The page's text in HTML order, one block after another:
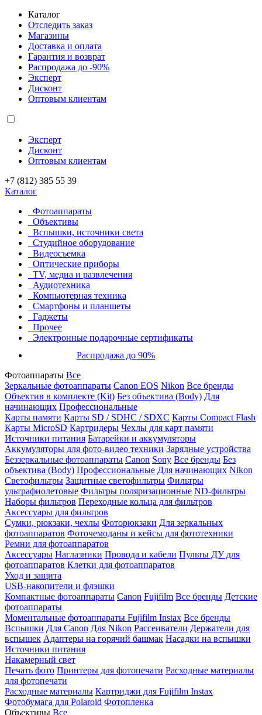
Каталог
Отследить заказ
Магазины
Доставка и оплата
Гарантия и возврат
Распродажа до -90%
Эксперт
Дисконт
Оптовым клиентам
Эксперт
Дисконт
Оптовым клиентам
+7 (812) 385 55 39
Каталог
Фотоаппараты
Объективы
Вспышки, источники света
Студийное оборудование
Видеосъемка
Оптические приборы
TV, медиа и развлечения
Аудиотехника
Компьютерная техника
Смартфоны и планшеты
Гаджеты
Прочее
Электронные подарочные сертификаты
Распродажа до 90%
Фотоаппараты Все
Зеркальные фотоаппараты Canon EOS Nikon Все бренды
Объектив в комплекте (Kit) Без объектива (Body) Для
начинающих Профессиональные
Карты памяти Карты SD / SDHC / SDXC Карты Compact Flash
Карты MicroSD Картридеры Чехлы для карт памяти
Источники питания Батарейки и аккумуляторы
Аккумуляторы для фото-видео техники Зарядные устройства
Беззеркальные фотоаппараты Canon Sony Все бренды Без
объектива (Body) Профессиональные Для начинающих Nikon
Светофильтры Защитные светофильтры Фильтры
ультрафиолетовые Фильтры поляризационные ND-фильтры
Наборы фильтров Переходные кольца для фильтров
Аксессуары для фильтров
Сумки, рюкзаки, чехлы Фоторюкзаки Для зеркальных
фотоаппаратов Фоточемоданы и кейсы для фототехники
Ремни для фотоаппаратов
Аксессуары Наглазники Провода и кабели Пульты ДУ для
фотоаппаратов Клетки для фотоаппаратов
Уход и защита
USB-накопители и флэшки
Компактные фотоаппараты Canon Fujifilm Все бренды Детские
фотоаппараты
Моментальные фотоаппараты Fujifilm Instax Все бренды
Вспышки Для Canon Для Nikon Рассеиватели Держатели для
вспышек Адаптеры на горячий башмак Насадки на вспышки
Источники питания
Накамерный свет
Печать фото Принтеры для фотопечати Расходные материалы
для фотопечати
Расходные материалы Картриджи для Fujifilm Instax
Фотобумага для Polaroid Фотопленка
Объективы Все